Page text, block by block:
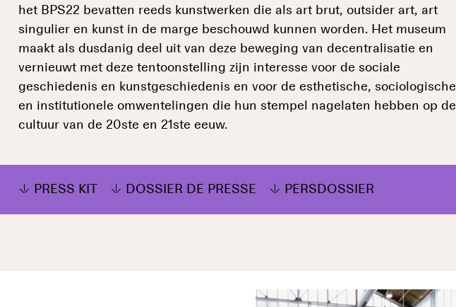
het BPS22 bevatten reeds kunstwerken die als art brut, outsider art, art
singulier en kunst in de marge beschouwd kunnen worden. Het museum
maakt als dusdanig deel uit van deze beweging van decentralisatie en
vernieuwt met deze tentoonstelling zijn interesse voor de sociale
geschiedenis en kunstgeschiedenis en voor de esthetische, sociologische
en institutionele omwentelingen die hun stempel nagelaten hebben op de
cultuur van de 20ste en 21ste eeuw.
PRESS KIT DOSSIER DE PRESSE PERSDOSSIER